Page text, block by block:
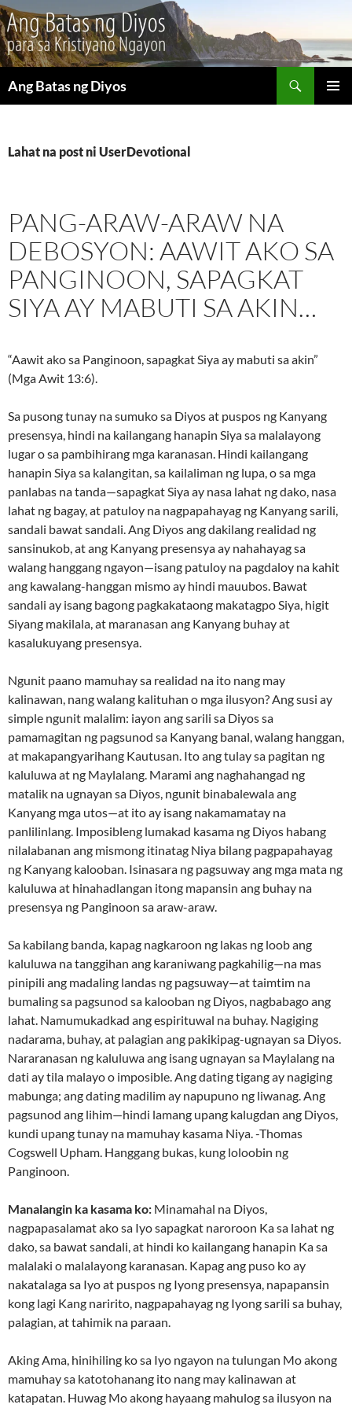
Ang Batas ng Diyos
Lahat na post ni UserDevotional
PANG-ARAW-ARAW NA
DEBOSYON: AAWIT AKO SA
PANGINOON, SAPAGKAT
SIYA AY MABUTI SA AKIN…
“Aawit ako sa Panginoon, sapagkat Siya ay mabuti sa akin”
(Mga Awit 13:6).
Sa pusong tunay na sumuko sa Diyos at puspos ng Kanyang
presensya, hindi na kailangang hanapin Siya sa malalayong
lugar o sa pambihirang mga karanasan. Hindi kailangang
hanapin Siya sa kalangitan, sa kailaliman ng lupa, o sa mga
panlabas na tanda—sapagkat Siya ay nasa lahat ng dako, nasa
lahat ng bagay, at patuloy na nagpapahayag ng Kanyang sarili,
sandali bawat sandali. Ang Diyos ang dakilang realidad ng
sansinukob, at ang Kanyang presensya ay nahahayag sa
walang hanggang ngayon—isang patuloy na pagdaloy na kahit
ang kawalang-hanggan mismo ay hindi mauubos. Bawat
sandali ay isang bagong pagkakataong makatagpo Siya, higit
Siyang makilala, at maranasan ang Kanyang buhay at
kasalukuyang presensya.
Ngunit paano mamuhay sa realidad na ito nang may
kalinawan, nang walang kalituhan o mga ilusyon? Ang susi ay
simple ngunit malalim: iayon ang sarili sa Diyos sa
pamamagitan ng pagsunod sa Kanyang banal, walang hanggan,
at makapangyarihang Kautusan. Ito ang tulay sa pagitan ng
kaluluwa at ng Maylalang. Marami ang naghahangad ng
matalik na ugnayan sa Diyos, ngunit binabalewala ang
Kanyang mga utos—at ito ay isang nakamamatay na
panlilinlang. Imposibleng lumakad kasama ng Diyos habang
nilalabanan ang mismong itinatag Niya bilang pagpapahayag
ng Kanyang kalooban. Isinasara ng pagsuway ang mga mata ng
kaluluwa at hinahadlangan itong mapansin ang buhay na
presensya ng Panginoon sa araw-araw.
Sa kabilang banda, kapag nagkaroon ng lakas ng loob ang
kaluluwa na tanggihan ang karaniwang pagkahilig—na mas
pinipili ang madaling landas ng pagsuway—at taimtim na
bumaling sa pagsunod sa kalooban ng Diyos, nagbabago ang
lahat. Namumukadkad ang espirituwal na buhay. Nagiging
nadarama, buhay, at palagian ang pakikipag-ugnayan sa Diyos.
Nararanasan ng kaluluwa ang isang ugnayan sa Maylalang na
dati ay tila malayo o imposible. Ang dating tigang ay nagiging
mabunga; ang dating madilim ay napupuno ng liwanag. Ang
pagsunod ang lihim—hindi lamang upang kalugdan ang Diyos,
kundi upang tunay na mamuhay kasama Niya. -Thomas
Cogswell Upham. Hanggang bukas, kung loloobin ng
Panginoon.
Manalangin ka kasama ko: Minamahal na Diyos,
nagpapasalamat ako sa Iyo sapagkat naroroon Ka sa lahat ng
dako, sa bawat sandali, at hindi ko kailangang hanapin Ka sa
malalaki o malalayong karanasan. Kapag ang puso ko ay
nakatalaga sa Iyo at puspos ng Iyong presensya, napapansin
kong lagi Kang naririto, nagpapahayag ng Iyong sarili sa buhay,
palagian, at tahimik na paraan.
Aking Ama, hinihiling ko sa Iyo ngayon na tulungan Mo akong
mamuhay sa katotohanang ito nang may kalinawan at
katapatan. Huwag Mo akong hayaang mahulog sa ilusyon na